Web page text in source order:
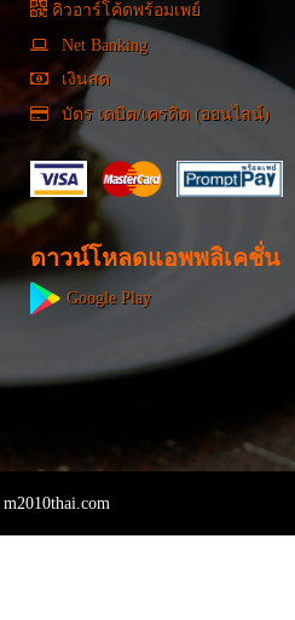
คิวอาร์โค้ดพร้อมเพย์
Net Banking
เงินสด
บัตร เดบิต/เครดิต (ออนไลน์)
ดาวน์โหลดแอพพลิเคชั่น
Google Play
m2010thai.com